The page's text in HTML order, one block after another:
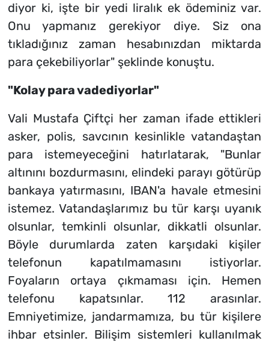
diyor ki, işte bir yedi liralık ek ödeminiz var.
Onu yapmanız gerekiyor diye. Siz ona
tıkladığınız zaman hesabınızdan miktarda
para çekebiliyorlar" şeklinde konuştu.
"Kolay para vadediyorlar"
Vali Mustafa Çiftçi her zaman ifade ettikleri
asker, polis, savcının kesinlikle vatandaştan
para istemeyeceğini hatırlatarak, "Bunlar
altınını bozdurmasını, elindeki parayı götürüp
bankaya yatırmasını, IBAN'a havale etmesini
istemez. Vatandaşlarımız bu tür karşı uyanık
olsunlar, temkinli olsunlar, dikkatli olsunlar.
Böyle durumlarda zaten karşıdaki kişiler
telefonun kapatılmamasını istiyorlar.
Foyaların ortaya çıkmaması için. Hemen
telefonu kapatsınlar. 112 arasınlar.
Emniyetimize, jandarmamıza, bu tür kişilere
ihbar etsinler. Bilişim sistemleri kullanılmak